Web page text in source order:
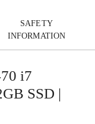
SAFETY
INFORMATION
i7
SSD |